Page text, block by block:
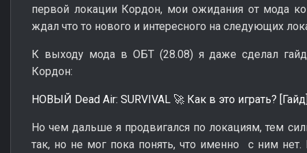
первой локации Кордон, мои ожидания от мода
ждал что то нового и интересного на следующих
К выходу мода в ОБТ (28.08) я даже сделал
Кордон:
НОВЫЙ Dead Air: SURVIVAL 🚀 Как в это играть?
Но чем дальше я продвигался по локациям, тем
так, но не мог пока понять, что именно с ним нет.